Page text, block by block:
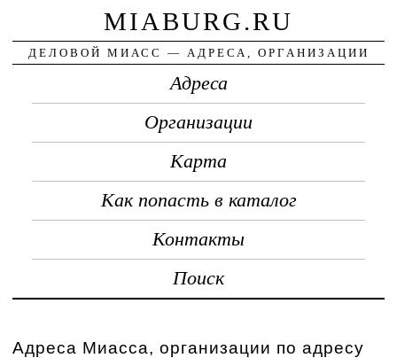
MIABURG.RU
ДЕЛОВОЙ МИАСС — АДРЕСА, ОРГАНИЗАЦИИ
Адреса
Организации
Карта
Как попасть в каталог
Контакты
Поиск
Адреса Миасса, организации по адресу